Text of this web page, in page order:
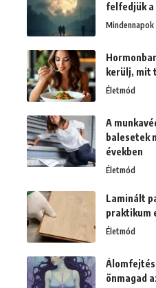
felfedjük
Mindennapok
kerülj, mit
Életmód
A
balesetek
években
Életmód
Laminált
praktikum
Életmód
Álomfejtés
önmagad